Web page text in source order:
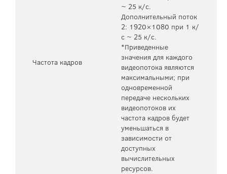
Частота кадров
~ 25 к/с.
Дополнительный поток
2: 1920×1080 при 1 к/
с ~ 25 к/с.
*Приведенные
значения для каждого
видеопотока являются
максимальными; при
одновременной
передаче нескольких
видеопотоков их
частота кадров будет
уменьшаться в
зависимости от
доступных
вычислительных
ресурсов.